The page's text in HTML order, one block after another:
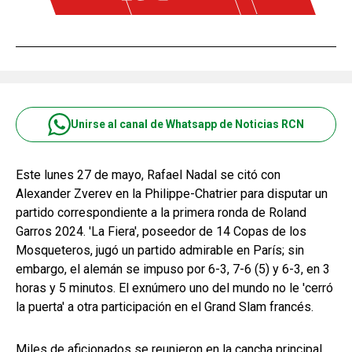
Unirse al canal de Whatsapp de Noticias RCN
Este lunes 27 de mayo, Rafael Nadal se citó con
Alexander Zverev en la Philippe-Chatrier para disputar un
partido correspondiente a la primera ronda de Roland
Garros 2024. 'La Fiera', poseedor de 14 Copas de los
Mosqueteros, jugó un partido admirable en París; sin
embargo, el alemán se impuso por 6-3, 7-6 (5) y 6-3, en 3
horas y 5 minutos. El exnúmero uno del mundo no le 'cerró
la puerta' a otra participación en el Grand Slam francés.
Miles de aficionados se reunieron en la cancha principal